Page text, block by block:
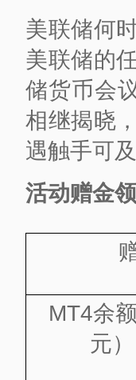
美联储何
美联储的
储货币会
相继揭晓
遇触手可
活动赠金
MT4余
元）